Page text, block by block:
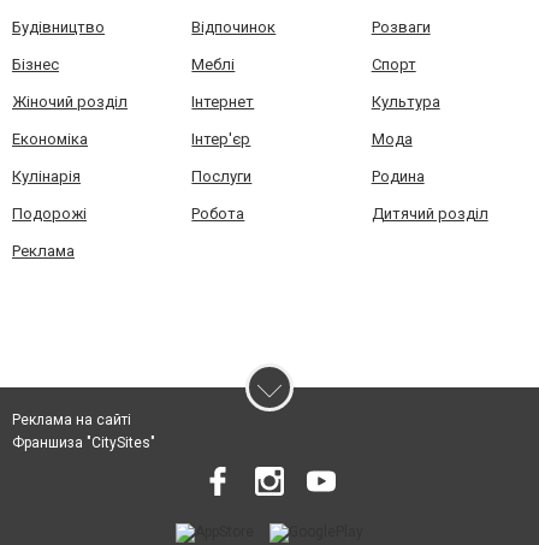
Будівництво Відпочинок Розваги
Бізнес Меблі Спорт
Жіночий розділ Інтернет Культура
Економіка Інтер'єр Мода
Кулінарія Послуги Родина
Подорожі Робота Дитячий розділ
Реклама
Реклама на сайті
Франшиза "CitySites"